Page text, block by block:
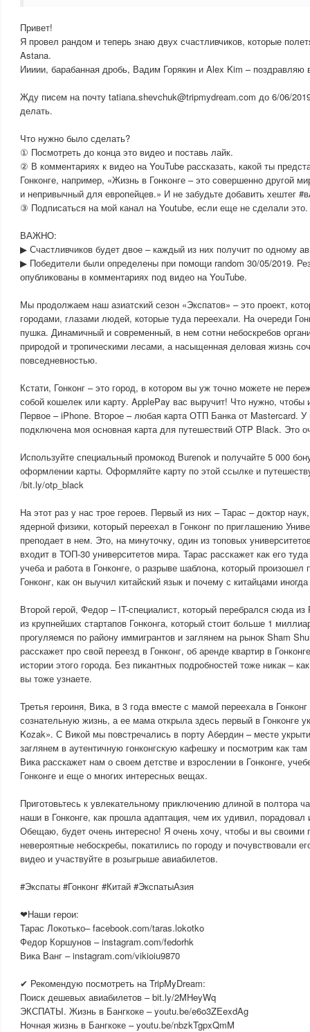
Привет!
Я провел рандом и теперь знаю двух счастливчиков, которые
Astana.
Иииии, барабанная дробь, Вадим Горякин и Alex Kim – поздравляю
Жду писем на почту tatiana.shevchuk@tripmydream.com до 6/06/
делать.
Что нужно было сделать?
① Посмотреть до конца это видео и поставь лайк.
② В комментариях к видео на YouTube рассказать, какой ты
Гонконге, например, «Жизнь в Гонконге – это совершенно другой
и непривычный для европейцев.» И не забудьте добавить хештег
③ Подписаться на мой канал на Youtube, если еще не сделали это.
ВАЖНО:
▶ Счастливчиков будет двое – каждый из них получит по одному
▶ Победители были определены при помощи random 30/05/2019.
опубликованы в комментариях под видео на YouTube.
Мы продолжаем наш азиатский сезон «Экспатов» – это проект,
городами, глазами людей, которые туда переехали. На очереди
пушка. Динамичный и современный, в нем сотни небоскребов
природой и тропическими лесами, а насыщенная деловая жизнь
повседневностью.
Кстати, Гонконг – это город, в котором вы уж точно можете не
собой кошелек или карту. ApplePay вас выручит! Что нужно, чтобы
Первое – iPhone. Второе – любая карта ОТП Банка от Mastercard.
подключена моя основная карта для путешествий OTP Black. Это
Используйте специальный промокод Burenok и получайте 5 000
оформлении карты. Оформляйте карту по этой ссылке и
/bit.ly/otp_black
На этот раз у нас трое героев. Первый из них – Тарас – доктор
ядерной физики, который переехал в Гонконг по приглашению
преподает в нем. Это, на минуточку, один из топовых
входит в ТОП-30 университетов мира. Тарас расскажет как его
учеба и работа в Гонконге, о разрыве шаблона, который произошел
Гонконг, как он выучил китайский язык и почему с китайцами
Второй герой, Федор – IT-специалист, который перебрался сюда
из крупнейших стартапов Гонконга, который стоит больше 1
прогуляемся по району иммигрантов и заглянем на рынок Sham
расскажет про свой переезд в Гонконг, об аренде квартир в
истории этого города. Без пикантных подробностей тоже никак –
вы тоже узнаете.
Третья героиня, Вика, в 3 года вместе с мамой переехала в
сознательную жизнь, а ее мама открыла здесь первый в Гонконге
Kozak». С Викой мы повстречались в порту Абердин – месте
заглянем в аутентичную гонконгскую кафешку и посмотрим как
Вика расскажет нам о своем детстве и взрослении в Гонконге,
Гонконге и еще о многих интересных вещах.
Приготовьтесь к увлекательному приключению длиной в полтора
наши в Гонконге, как прошла адаптация, чем их удивил, порадовал
Обещаю, будет очень интересно! Я очень хочу, чтобы и вы своими
невероятные небоскребы, покатились по городу и почувствовали
видео и участвуйте в розыгрыше авиабилетов.
#Экспаты #Гонконг #Китай #ЭкспатыАзия
❤Наши герои:
Тарас Локотько– facebook.com/taras.lokotko
Федор Коршунов – instagram.com/fedorhk
Вика Ванг – instagram.com/vikioiu9870
✔ Рекомендую посмотреть на TripMyDream:
Поиск дешевых авиабилетов – bit.ly/2MHeyWq
ЭКСПАТЫ. Жизнь в Бангкоке – youtu.be/e6o3ZEexdAg
Ночная жизнь в Бангкоке – youtu.be/nbzkTgpxQmM